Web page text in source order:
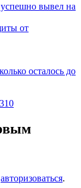
вывел на
от
осталось до
авторизоваться.